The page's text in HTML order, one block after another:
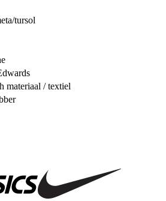
tursol
materiaal / textiel